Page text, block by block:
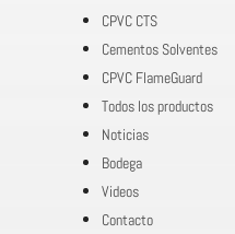
CPVC CTS
Cementos Solventes
CPVC FlameGuard
Todos los productos
Noticias
Bodega
Videos
Contacto